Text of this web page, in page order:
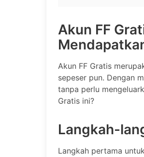
Akun FF
Akun FF Gratis
sepeser pun. Dengan
tanpa perlu
Gratis ini?
Langkah-
Langkah pertama